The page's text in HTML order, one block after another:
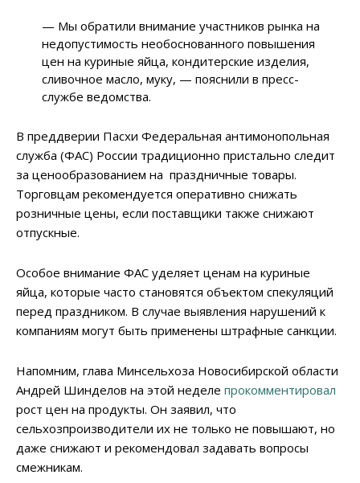
— Мы обратили внимание участников рынка на
недопустимость необоснованного повышения
цен на куриные яйца, кондитерские изделия,
сливочное масло, муку, — пояснили в пресс-
службе ведомства.
В преддверии Пасхи Федеральная антимонопольная
служба (ФАС) России традиционно пристально следит
за ценообразованием на праздничные товары.
Торговцам рекомендуется оперативно снижать
розничные цены, если поставщики также снижают
отпускные.
Особое внимание ФАС уделяет ценам на куриные
яйца, которые часто становятся объектом спекуляций
перед праздником. В случае выявления нарушений к
компаниям могут быть применены штрафные санкции.
Напомним, глава Минсельхоза Новосибирской области
Андрей Шинделов на этой неделе прокомментировал
рост цен на продукты. Он заявил, что
сельхозпроизводители их не только не повышают, но
даже снижают и рекомендовал задавать вопросы
смежникам.